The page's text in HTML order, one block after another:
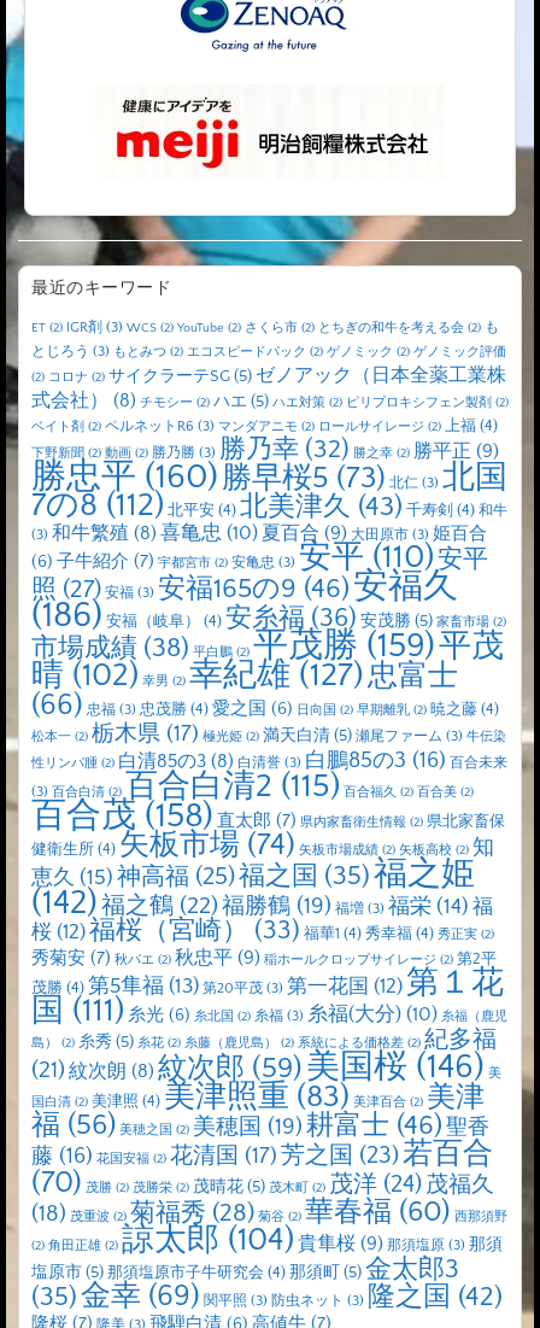
最近のキーワード
ET (2) IGR剤 (3) WCS (2) YouTube (2) さくら市 (2) とちぎの和牛を考える会 (2) も
とじろう (3) もとみつ (2) エコスピードパック (2) ゲノミック (2) ゲノミック評価
(2) コロナ (2) サイクラーテSG(5) ゼノアック（日本全薬工業株
式会社）
(8) チモシー (2) ハエ (5) ハエ対策 (2) ピリプロキシフェン製剤 (2)
ベイト剤 (2) ペルネットR6 (3) マンダアニモ (2) ロールサイレージ (2) 上福 (4)
下野新聞 (2) 動画 (2) 勝乃勝 (3) 勝乃幸 (32) 勝之幸 (2) 勝平正 (9)
勝忠平 (160)勝早桜5 (73) 北仁 (3) 北国
7の8 (112) 北平安 (4) 北美津久 (43) 千寿剣 (4) 和牛
(3) 和牛繁殖 (8) 喜亀忠 (10) 夏百合 (9) 大田原市 (3) 姫百合
(6) 子牛紹介 (7) 宇都宮市 (2) 安亀忠 (3) 安平(110)安平
照 (27) 安福 (3) 安福165の9 (46)安福久
(186) 安福（岐阜） (4) 安糸福 (36) 安茂勝 (5) 家畜市場 (2)
市場成績 (38) 平白鵬 (2) 平茂勝 (159)平茂
晴 (102) 幸男 (2) 幸紀雄 (127)忠富士
(66) 忠福 (3) 忠茂勝 (4) 愛之国 (6) 日向国 (2) 早期離乳 (2) 暁之藤 (4)
松本一 (2) 栃木県 (17) 極光姫 (2) 満天白清(5) 瀬尾ファーム (3) 牛伝染
性リンパ腫 (2) 白清85の3 (8) 白清誉 (3) 白鵬85の3 (16) 百合未来
(3) 百合白清 (2) 百合白清2 (115) 百合福久 (2) 百合美 (2)
百合茂 (158) 直太郎 (7) 県内家畜衛生情報 (2) 県北家畜保
健衛生所 (4) 矢板市場 (74) 矢板市場成績 (2) 矢板高校 (2) 知
恵久 (15) 神高福 (25)福之国 (35)福之姫
(142)福之鶴 (22)福勝鶴 (19) 福増 (3) 福栄 (14) 福
桜 (12)福桜（宮崎） (33) 福華1 (4) 秀幸福 (4) 秀正実 (2)
秀菊安 (7) 秋バエ (2) 秋忠平 (9) 稲ホールクロップサイレージ (2) 第2平
茂勝 (4) 第5隼福 (13) 第20平茂 (3) 第一花国 (12) 第１花
国 (111) 糸光 (6) 糸北国 (2) 糸福 (3) 糸福(大分) (10) 糸福（鹿児
島）
(2) 糸秀 (5) 糸花 (2) 糸藤（鹿児島） (2) 系統による価格差 (2) 紀多福
(21) 紋次朗 (8) 紋次郎 (59)美国桜 (146) 美
国白清 (2) 美津照 (4) 美津照重 (83) 美津百合 (2) 美津
福 (56) 美穂之国 (2) 美穂国 (19)耕富士 (46)聖香
藤 (16) 花国安福 (2) 花清国 (17)芳之国 (23)若百合
(70) 茂勝 (2) 茂勝栄 (2) 茂晴花(5) 茂木町 (2) 茂洋 (24)茂福久
(18) 茂重波 (2) 菊福秀 (28) 菊谷 (2) 華春福 (60) 西那須野
(2) 角田正雄 (2) 諒太郎 (104) 貴隼桜 (9) 那須塩原 (3) 那須
塩原市(5) 那須塩原市子牛研究会 (4) 那須町 (5)金太郎3
(35)金幸 (69) 関平照 (3) 防虫ネット (3) 隆之国 (42)